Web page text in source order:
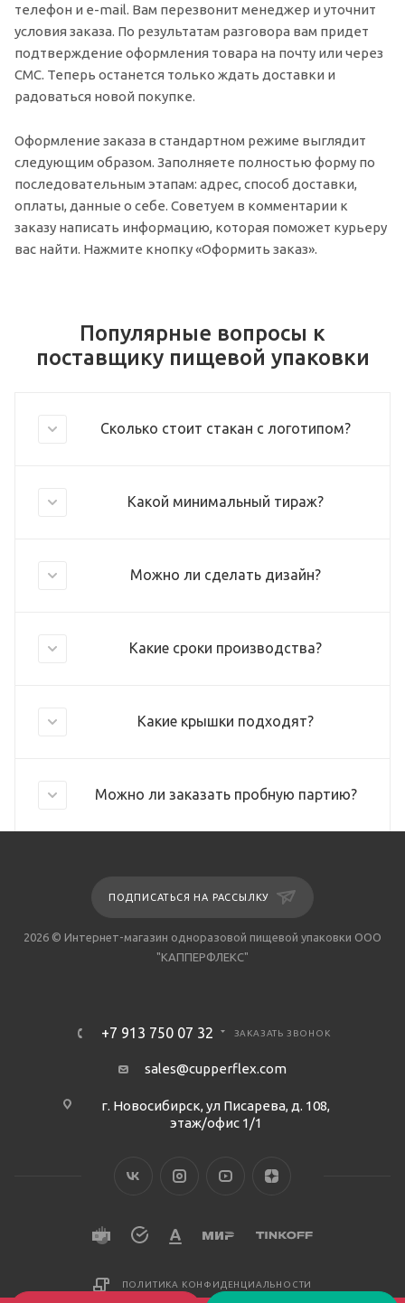
телефон и e-mail. Вам перезвонит менеджер и уточнит
условия заказа. По результатам разговора вам придет
подтверждение оформления товара на почту или через
СМС. Теперь останется только ждать доставки и
радоваться новой покупке.
Оформление заказа в стандартном режиме выглядит
следующим образом. Заполняете полностью форму по
последовательным этапам: адрес, способ доставки,
оплаты, данные о себе. Советуем в комментарии к
заказу написать информацию, которая поможет курьеру
вас найти. Нажмите кнопку «Оформить заказ».
Популярные вопросы к
поставщику пищевой упаковки
Сколько стоит стакан с логотипом?
Какой минимальный тираж?
Можно ли сделать дизайн?
Какие сроки производства?
Какие крышки подходят?
Можно ли заказать пробную партию?
ПОДПИСАТЬСЯ НА РАССЫЛКУ
2026 © Интернет-магазин одноразовой пищевой упаковки ООО
"КАППЕРФЛЕКС"
+7 913 750 07 32 ЗАКАЗАТЬ ЗВОНОК
sales@cupperflex.com
г. Новосибирск, ул Писарева, д. 108,
этаж/офис 1/1
ПОЛИТИКА КОНФИДЕНЦИАЛЬНОСТИ